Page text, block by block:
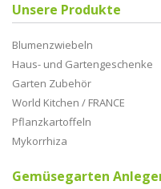
Unsere Produkte
Blumenzwiebeln
Haus- und Gartengeschenke
Garten Zubehör
World Kitchen / FRANCE
Pflanzkartoffeln
Mykorrhiza
Gemüsegarten